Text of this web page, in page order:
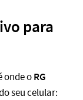
para
onde oRG
seu celular: